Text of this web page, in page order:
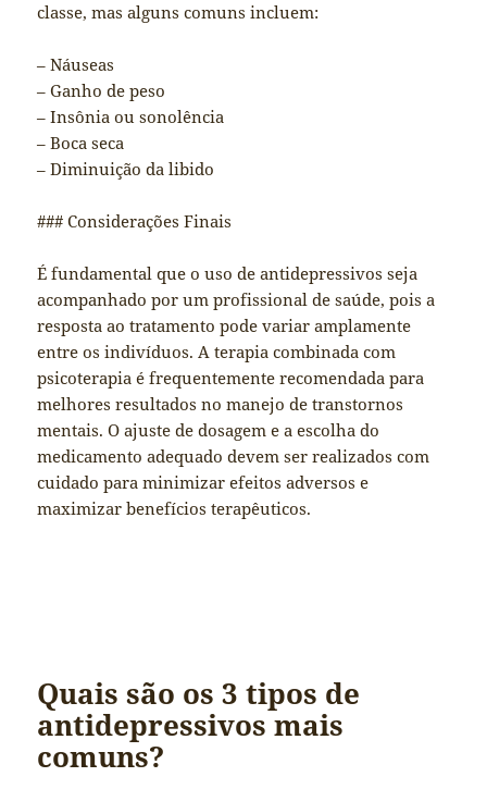
classe, mas alguns comuns incluem:
– Náuseas
– Ganho de peso
– Insônia ou sonolência
– Boca seca
– Diminuição da libido
### Considerações Finais
É fundamental que o uso de antidepressivos seja
acompanhado por um profissional de saúde, pois a
resposta ao tratamento pode variar amplamente
entre os indivíduos. A terapia combinada com
psicoterapia é frequentemente recomendada para
melhores resultados no manejo de transtornos
mentais. O ajuste de dosagem e a escolha do
medicamento adequado devem ser realizados com
cuidado para minimizar efeitos adversos e
maximizar benefícios terapêuticos.
Quais são os 3 tipos de
antidepressivos mais
comuns?